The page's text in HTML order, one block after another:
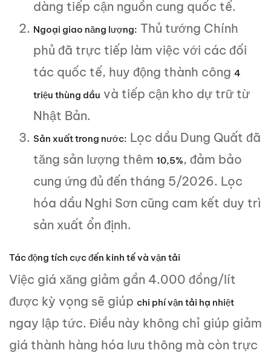
dàng tiếp cận nguồn cung quốc tế.
Ngoại giao năng lượng: Thủ tướng Chính
phủ đã trực tiếp làm việc với các đối
tác quốc tế, huy động thành công 4
triệu thùng dầu và tiếp cận kho dự trữ từ
Nhật Bản.
Sản xuất trong nước: Lọc dầu Dung Quất đã
tăng sản lượng thêm 10,5%, đảm bảo
cung ứng đủ đến tháng 5/2026. Lọc
hóa dầu Nghi Sơn cũng cam kết duy trì
sản xuất ổn định.
Tác động tích cực đến kinh tế và vận tải
Việc giá xăng giảm gần 4.000 đồng/lít
được kỳ vọng sẽ giúp chi phí vận tải hạ nhiệt
ngay lập tức. Điều này không chỉ giúp giảm
giá thành hàng hóa lưu thông mà còn trực